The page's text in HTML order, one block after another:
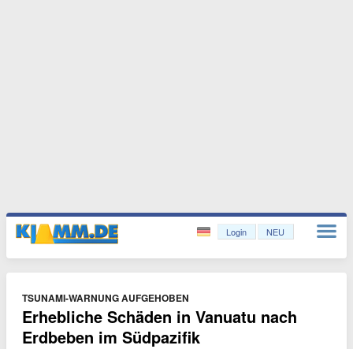
Login NEU
TSUNAMI-WARNUNG AUFGEHOBEN
Erhebliche Schäden in Vanuatu nach
Erdbeben im Südpazifik